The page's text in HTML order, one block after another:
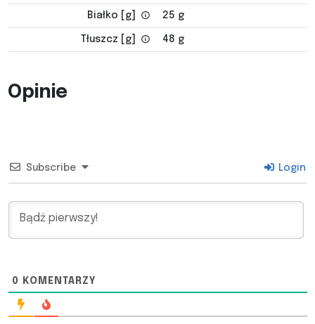
Białko [g] 25 g
Tłuszcz [g] 48 g
Opinie
Subscribe Login
0 KOMENTARZY